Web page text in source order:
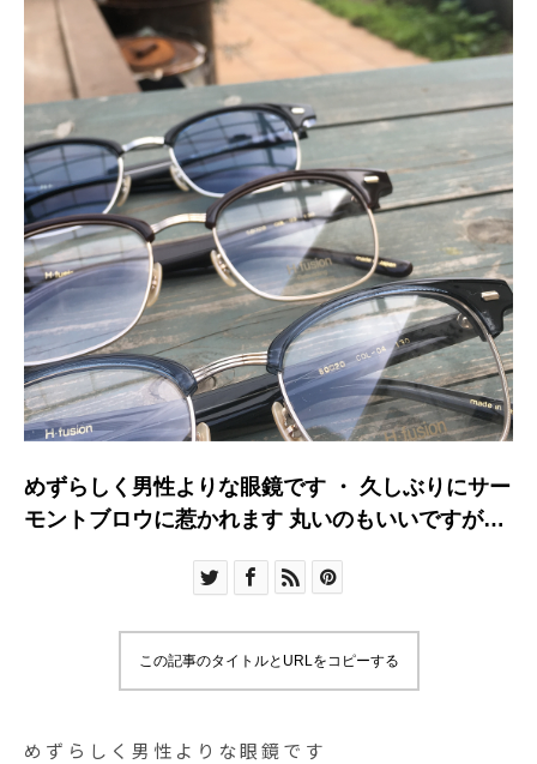
めずらしく男性よりな眼鏡です ・ 久しぶりにサー
モントブロウに惹かれます 丸いのもいいですがた
この記事のタイトルとURLをコピーする
めずらしく男性よりな眼鏡です